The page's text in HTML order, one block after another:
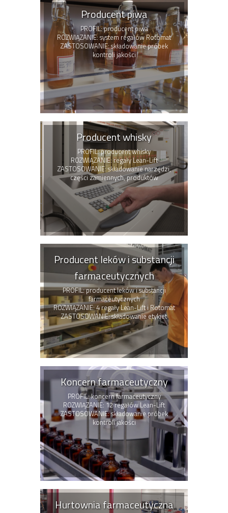
Producent piwa
PROFIL: producent piwa
ROZWIĄZANIE: system regałów Rotomat
ZASTOSOWANIE: składowanie próbek
kontroli jakości
Producent whisky
PROFIL: producent whisky
ROZWIĄZANIE: regały Lean-Lift
ZASTOSOWANIE: składowanie narzędzi,
części zamiennych, produktów
Producent leków i substancji
farmaceutycznych
PROFIL: producent leków i substancji
farmaceutycznych
ROZWIĄZANIE: 4 regały Lean-Lift i Rotomat
ZASTOSOWANIE: składowanie etykiet
Koncern farmaceutyczny
PROFIL: koncern farmaceutyczny
ROZWIĄZANIE: 12 regałów Lean-Lift
ZASTOSOWANIE: składowanie próbek
kontroli jakości
Hurtownia farmaceutyczna